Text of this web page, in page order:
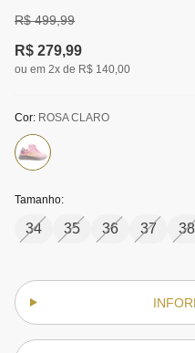
R$ 499,99
R$ 279,99
ou em 2x de R$ 140,00
Cor: ROSA CLARO
Tamanho:
34 35 36 37 38